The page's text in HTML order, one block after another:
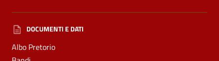
DOCUMENTI E DATI
Albo Pretorio